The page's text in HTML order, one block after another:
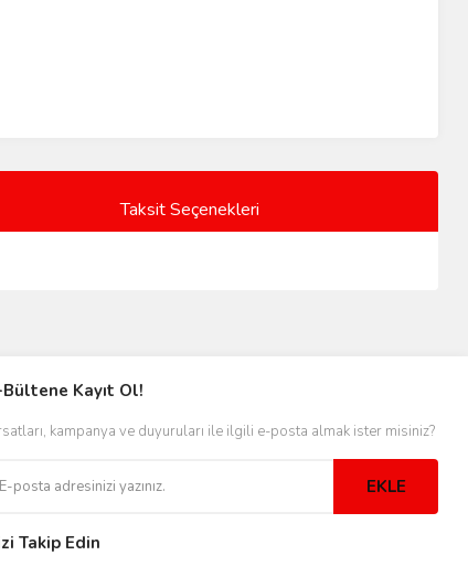
Taksit Seçenekleri
Bültene Kayıt Ol!
kampanya ve duyuruları ile ilgili e-posta almak ister misiniz?
EKLE
Takip Edin